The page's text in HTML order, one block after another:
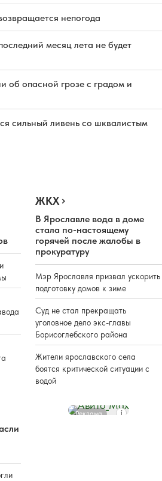
непогода
месяц лета не будет
об опасной грозе с градом и
сильный ливень со шквалистым
ЖКХ
В Ярославле вода в доме
стала по-настоящему
горячей после жалобы в
прокуратуру
Мэр Ярославля призвал ускорить
подготовку домов к зиме
Суд не стал прекращать
уголовное дело экс-главы
Борисоглебского района
Жители ярославского села
боятся критической ситуации с
водой
Реклама